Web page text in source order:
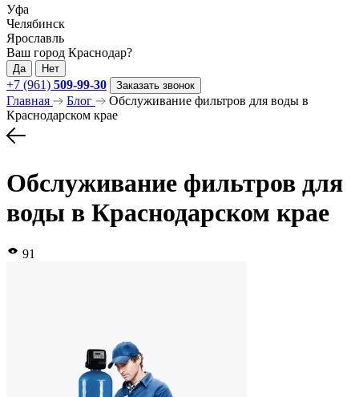
Уфа
Челябинск
Ярославль
Ваш город Краснодар?
Да Нет
+7 (961) 509-99-30 Заказать звонок
Главная Блог
Обслуживание фильтров для воды в
Краснодарском крае
Обслуживание фильтров для
воды в Краснодарском крае
91